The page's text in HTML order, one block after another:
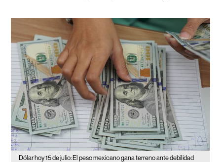
Dólar hoy 15 de julio: El peso mexicano gana terreno ante debilidad